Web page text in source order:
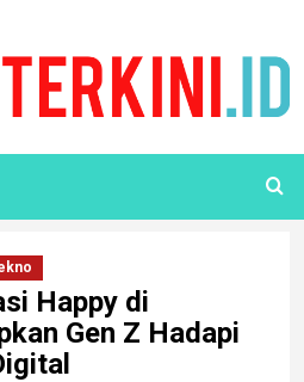
Happy di
Gen Z Hadapi